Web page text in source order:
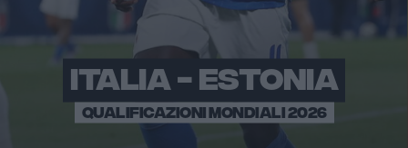
ITALIA - ESTONIA
QUALIFICAZIONI MONDIALI 2026